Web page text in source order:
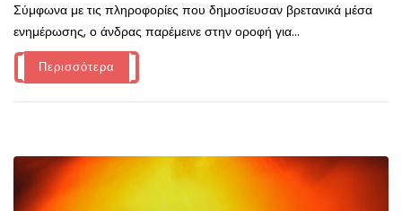
Σύμφωνα με τις πληροφορίες που δημοσίευσαν βρετανικά μέσα
ενημέρωσης, ο άνδρας παρέμεινε στην οροφή για...
Περισσότερα